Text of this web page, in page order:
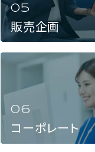
販売企画
コーポレート